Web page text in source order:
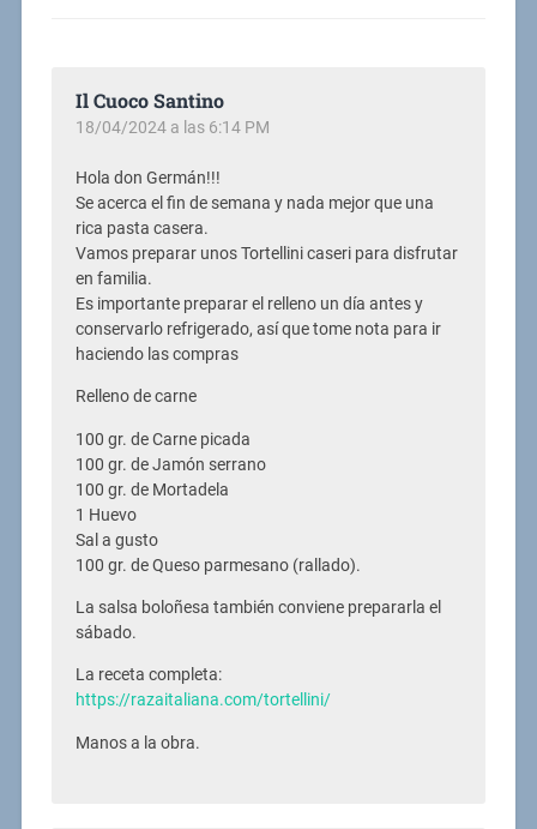
Il Cuoco Santino
18/04/2024 a las 6:14 PM
Hola don Germán!!!
Se acerca el fin de semana y nada mejor que una
rica pasta casera.
Vamos preparar unos Tortellini caseri para disfrutar
en familia.
Es importante preparar el relleno un día antes y
conservarlo refrigerado, así que tome nota para ir
haciendo las compras
Relleno de carne
100 gr. de Carne picada
100 gr. de Jamón serrano
100 gr. de Mortadela
1 Huevo
Sal a gusto
100 gr. de Queso parmesano (rallado).
La salsa boloñesa también conviene prepararla el
sábado.
La receta completa:
https://razaitaliana.com/tortellini/
Manos a la obra.